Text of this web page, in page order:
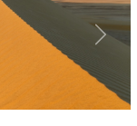
Next